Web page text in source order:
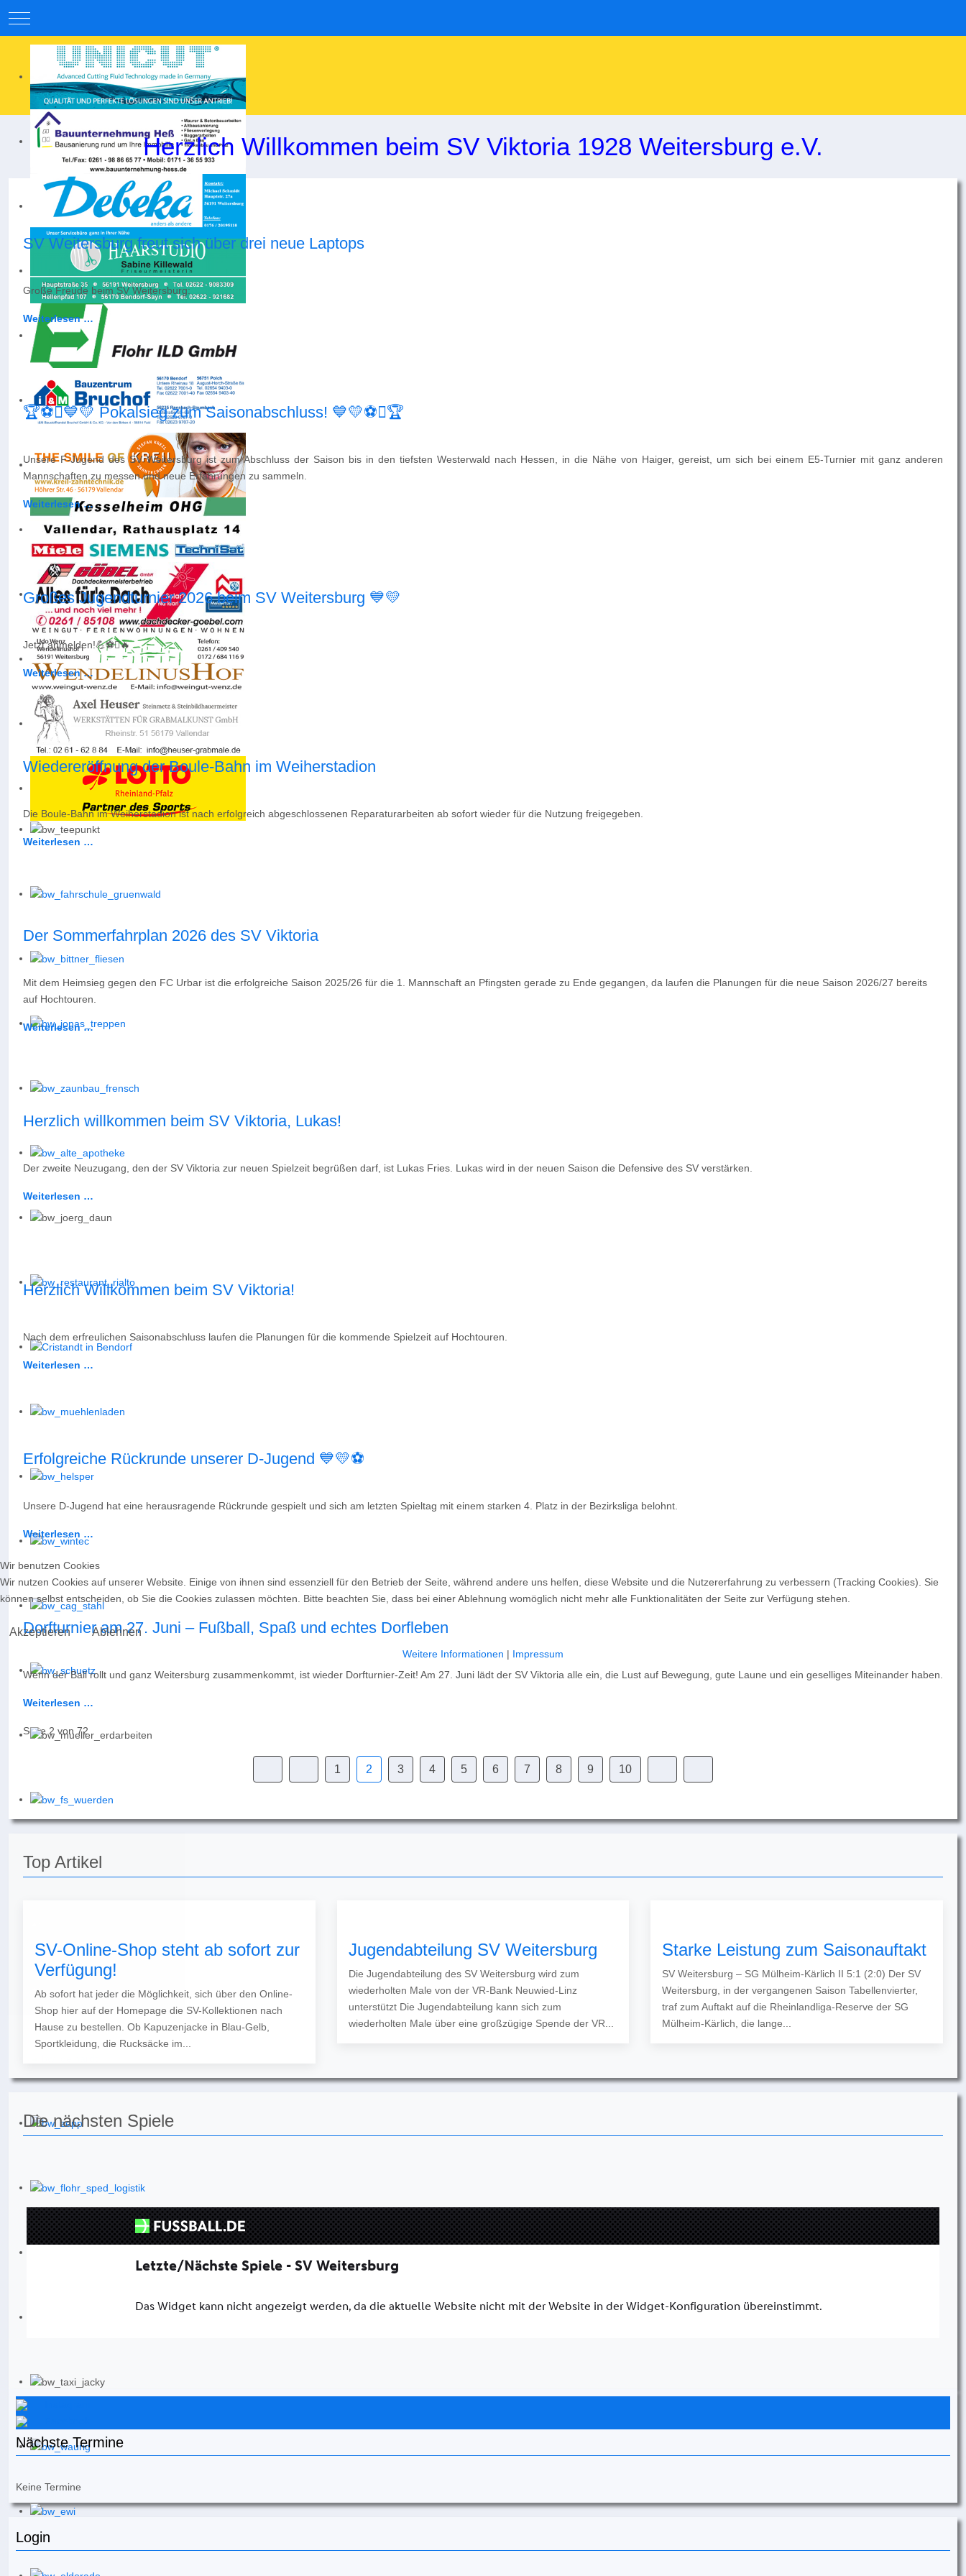
Mobile Menu Toggle
Herzlich Willkommen beim SV Viktoria 1928 Weitersburg e.V.
SV Weitersburg freut sich über drei neue Laptops
Große Freude beim SV Weitersburg:
Weiterlesen …
🏆⚽️💙💛 Pokalsieg zum Saisonabschluss! 💙💛⚽️🏆
Unsere F-Jugend des SV Weitersburg ist zum Abschluss der Saison bis in den tiefsten Westerwald nach Hessen, in die Nähe von Haiger, gereist, um sich bei einem E5-Turnier mit ganz anderen
Mannschaften zu messen und neue Erfahrungen zu sammeln.
Weiterlesen …
Großes Jugendturnier 2026 beim SV Weitersburg 💙💛
Jetzt anmelden!💪⚽️🔥
Weiterlesen …
Wiedereröffnung der Boule-Bahn im Weiherstadion
Die Boule-Bahn im Weiherstadion ist nach erfolgreich abgeschlossenen Reparaturarbeiten ab sofort wieder für die Nutzung freigegeben.
Weiterlesen …
Der Sommerfahrplan 2026 des SV Viktoria
Mit dem Heimsieg gegen den FC Urbar ist die erfolgreiche Saison 2025/26 für die 1. Mannschaft an Pfingsten gerade zu Ende gegangen, da laufen die Planungen für die neue Saison 2026/27 bereits
auf Hochtouren.
Weiterlesen …
Herzlich willkommen beim SV Viktoria, Lukas!
Der zweite Neuzugang, den der SV Viktoria zur neuen Spielzeit begrüßen darf, ist Lukas Fries. Lukas wird in der neuen Saison die Defensive des SV verstärken.
Weiterlesen …
Herzlich Willkommen beim SV Viktoria!
Nach dem erfreulichen Saisonabschluss laufen die Planungen für die kommende Spielzeit auf Hochtouren.
Weiterlesen …
Erfolgreiche Rückrunde unserer D-Jugend 💙💛⚽
Unsere D-Jugend hat eine herausragende Rückrunde gespielt und sich am letzten Spieltag mit einem starken 4. Platz in der Bezirksliga belohnt.
Weiterlesen …
Dorfturnier am 27. Juni – Fußball, Spaß und echtes Dorfleben
Wenn der Ball rollt und ganz Weitersburg zusammenkommt, ist wieder Dorfturnier-Zeit! Am 27. Juni lädt der SV Viktoria alle ein, die Lust auf Bewegung, gute Laune und ein geselliges Miteinander haben.
Weiterlesen …
Seite 2 von 72
1 2 3 4 5 6 7 8 9 10
Top Artikel
SV-Online-Shop steht ab sofort zur
Verfügung!
Ab sofort hat jeder die Möglichkeit, sich über den Online-
Shop hier auf der Homepage die SV-Kollektionen nach
Hause zu bestellen. Ob Kapuzenjacke in Blau-Gelb,
Sportkleidung, die Rucksäcke im...
Jugendabteilung SV Weitersburg
Die Jugendabteilung des SV Weitersburg wird zum
wiederholten Male von der VR-Bank Neuwied-Linz
unterstützt Die Jugendabteilung kann sich zum
wiederholten Male über eine großzügige Spende der VR...
Starke Leistung zum Saisonauftakt
SV Weitersburg – SG Mülheim-Kärlich II 5:1 (2:0) Der SV
Weitersburg, in der vergangenen Saison Tabellenvierter,
traf zum Auftakt auf die Rheinlandliga-Reserve der SG
Mülheim-Kärlich, die lange...
Die nächsten Spiele
Nächste Termine
Keine Termine
Login
Wir benutzen Cookies
Wir nutzen Cookies auf unserer Website. Einige von ihnen sind essenziell für den Betrieb der Seite, während andere uns helfen, diese Website und die Nutzererfahrung zu verbessern (Tracking Cookies). Sie
können selbst entscheiden, ob Sie die Cookies zulassen möchten. Bitte beachten Sie, dass bei einer Ablehnung womöglich nicht mehr alle Funktionalitäten der Seite zur Verfügung stehen.
Akzeptieren Ablehnen
Weitere Informationen | Impressum